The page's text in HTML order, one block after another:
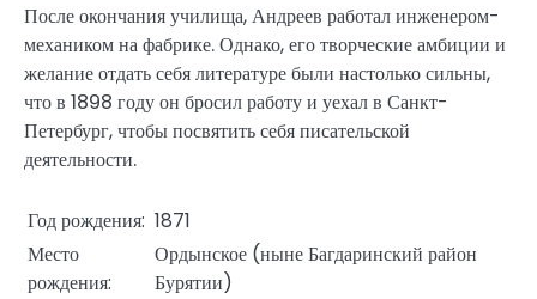
После окончания училища, Андреев работал инженером-
механиком на фабрике. Однако, его творческие амбиции и
желание отдать себя литературе были настолько сильны,
что в 1898 году он бросил работу и уехал в Санкт-
Петербург, чтобы посвятить себя писательской
деятельности.
Год рождения: 1871
Место
рождения:
Ордынское (ныне Багдаринский район
Бурятии)